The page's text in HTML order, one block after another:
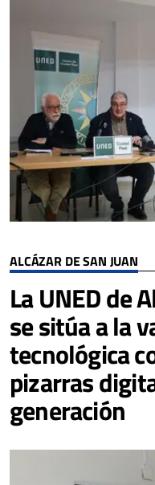
ALCÁZAR DE SAN JUAN
La UNED de
se sitúa a la
tecnológica
pizarras
generación